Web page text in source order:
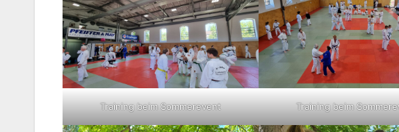
Training beim Sommerevent Training beim